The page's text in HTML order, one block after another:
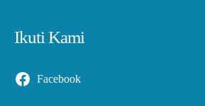
Ikuti Kami
Facebook